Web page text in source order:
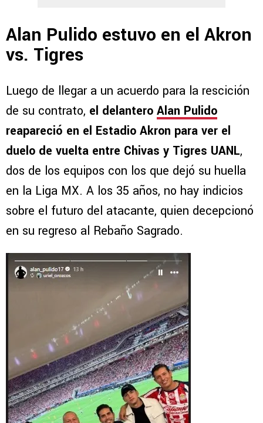
Alan Pulido estuvo en el Akron
vs. Tigres
Luego de llegar a un acuerdo para la rescición
de su contrato, el delantero Alan Pulido
reapareció en el Estadio Akron para ver el
duelo de vuelta entre Chivas y Tigres UANL,
dos de los equipos con los que dejó su huella
en la Liga MX. A los 35 años, no hay indicios
sobre el futuro del atacante, quien decepcionó
en su regreso al Rebaño Sagrado.